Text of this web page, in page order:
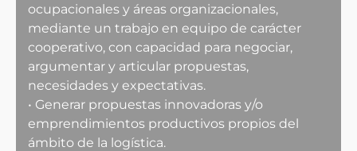
ocupacionales y áreas organizacionales,
mediante un trabajo en equipo de carácter
cooperativo, con capacidad para negociar,
argumentar y articular propuestas,
necesidades y expectativas.
• Generar propuestas innovadoras y/o
emprendimientos productivos propios del
ámbito de la logística.